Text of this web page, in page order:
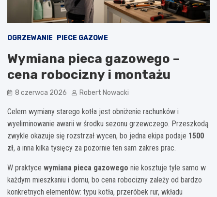
OGRZEWANIE PIECE GAZOWE
Wymiana pieca gazowego –
cena robocizny i montażu
8 czerwca 2026 Robert Nowacki
Celem wymiany starego kotła jest obniżenie rachunków i
wyeliminowanie awarii w środku sezonu grzewczego. Przeszkodą
zwykle okazuje się rozstrzał wycen, bo jedna ekipa podaje 1500
zł, a inna kilka tysięcy za pozornie ten sam zakres prac.
W praktyce wymiana pieca gazowego nie kosztuje tyle samo w
każdym mieszkaniu i domu, bo cena robocizny zależy od bardzo
konkretnych elementów: typu kotła, przeróbek rur, wkładu